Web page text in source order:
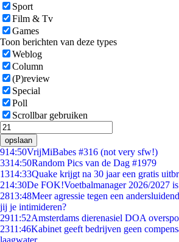
Sport
Film & Tv
Games
Toon berichten van deze types
Weblog
Column
(P)review
Special
Poll
Scrollbar gebruiken
opslaan
914:50VrijMiBabes #316 (not very sfw!)
3314:50Random Pics van de Dag #1979
1314:33Quake krijgt na 30 jaar een gratis
214:30De FOK!Voetbalmanager 2026/2027
2813:48Meer agressie tegen een
jij je intimideren?
2911:52Amsterdams dierenasiel DOA
2311:46Kabinet geeft bedrijven geen
laagwater